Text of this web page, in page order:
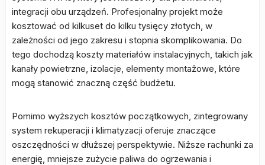
integracji obu urządzeń. Profesjonalny projekt może
kosztować od kilkuset do kilku tysięcy złotych, w
zależności od jego zakresu i stopnia skomplikowania. Do
tego dochodzą koszty materiałów instalacyjnych, takich jak
kanały powietrzne, izolacje, elementy montażowe, które
mogą stanowić znaczną część budżetu.
Pomimo wyższych kosztów początkowych, zintegrowany
system rekuperacji i klimatyzacji oferuje znaczące
oszczędności w dłuższej perspektywie. Niższe rachunki za
energię, mniejsze zużycie paliwa do ogrzewania i